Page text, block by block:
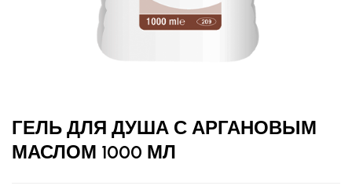
ГЕЛЬ ДЛЯ ДУША С АРГАНОВЫМ
МАСЛОМ 1000 МЛ